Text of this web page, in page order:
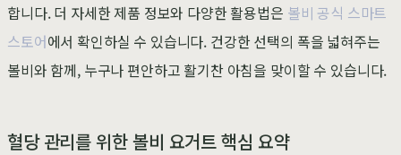
합니다. 더 자세한 제품 정보와 다양한 활용법은 볼비 공식 스마트
스토어에서 확인하실 수 있습니다. 건강한 선택의 폭을 넓혀주는
볼비와 함께, 누구나 편안하고 활기찬 아침을 맞이할 수 있습니다.
혈당 관리를 위한 볼비 요거트 핵심 요약